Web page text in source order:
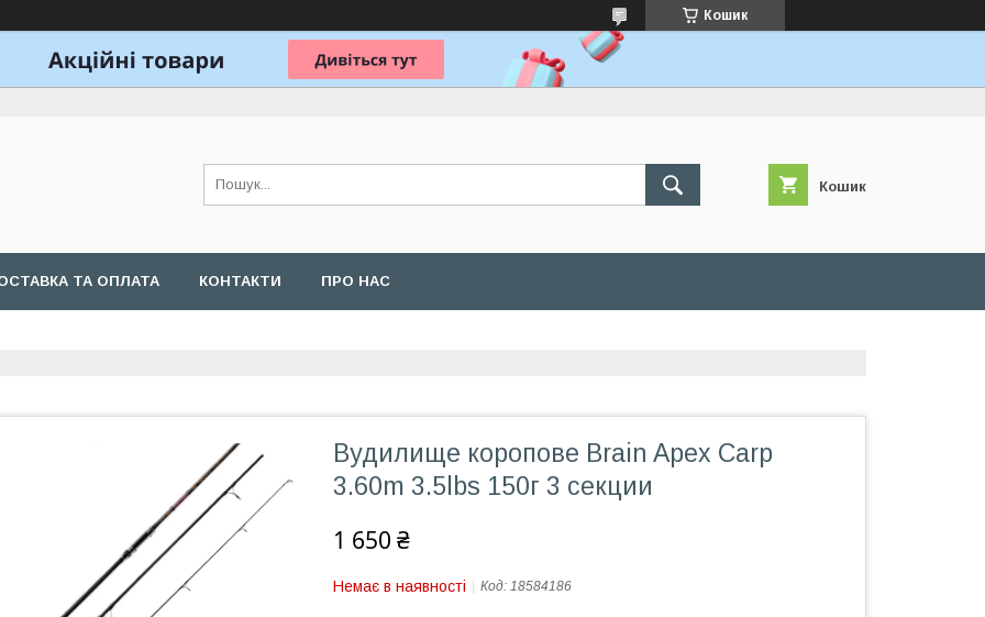
Кошик
Кошик
ТА ОПЛАТА КОНТАКТИ ПРО НАС
Вудилище коропове Brain Apex Carp
3.60m 3.5lbs 150г 3 секции
1 650 ₴
Немає в наявності Код: 18584186